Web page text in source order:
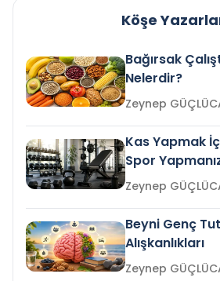
Köşe
Bağırsak
Nelerdir?
Zeynep
Kas Yapmak
Spor
Zeynep
Beyni Genç
Alışkanlıkları
Zeynep